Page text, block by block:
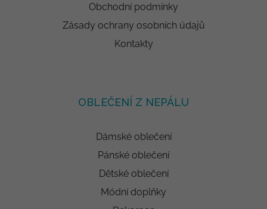
Obchodní podmínky
Zásady ochrany osobních údajů
Kontakty
OBLEČENÍ Z NEPÁLU
Dámské oblečení
Pánské oblečení
Dětské oblečení
Módní doplňky